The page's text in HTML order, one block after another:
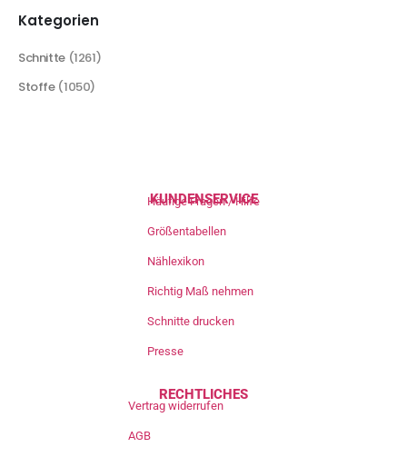
Kategorien
Schnitte (1261)
Stoffe (1050)
KUNDENSERVICE
Häufige Fragen / Hilfe
Größentabellen
Nählexikon
Richtig Maß nehmen
Schnitte drucken
Presse
RECHTLICHES
Vertrag widerrufen
AGB